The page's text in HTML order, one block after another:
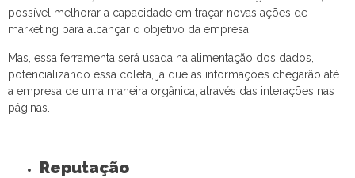
possível melhorar a capacidade em traçar novas ações de
marketing para alcançar o objetivo da empresa.
Mas, essa ferramenta será usada na alimentação dos dados,
potencializando essa coleta, já que as informações chegarão até
a empresa de uma maneira orgânica, através das interações nas
páginas.
Reputação